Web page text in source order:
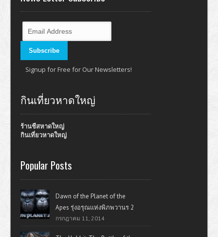
Signup for Free for Our Newsletters!
กินเที่ยวหาดใหญ่
ร้านชีสหาดใหญ่
กินเที่ยวหาดใหญ่
Popular Posts
Dawn of the Planet of the
Apes รุ่งอรุณแห่งพิภพวานร 2
กรกฎาคม 11, 2014